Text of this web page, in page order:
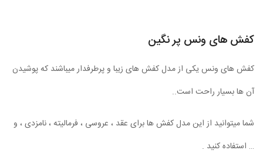
کفش های ونس پر نگین
کفش های ونس یکی از مدل کفش های زیبا و پرطرفدار میباشند که پوشیدن
آن ها بسیار راحت است..
شما میتوانید از این مدل کفش ها برای عقد ، عروسی ، فرمالیته ، نامزدی ، و
… استفاده کنید .